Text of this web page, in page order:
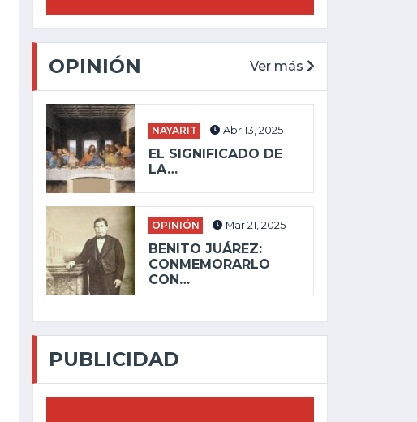
OPINIÓN Ver más
NAYARIT Abr 13, 2025
EL SIGNIFICADO DE
LA…
OPINIÓN Mar 21, 2025
BENITO JUÁREZ:
CONMEMORARLO
CON…
PUBLICIDAD